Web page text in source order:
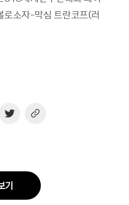
로소자-막심 트란코프(러
기